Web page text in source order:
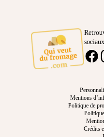
sociaux
Mentions
Politique de
Crédits